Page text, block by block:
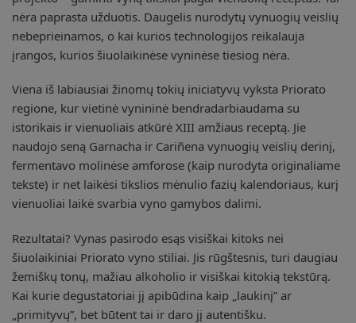
nėra paprasta užduotis. Daugelis nurodytų vynuogių veislių
nebeprieinamos, o kai kurios technologijos reikalauja
įrangos, kurios šiuolaikinėse vyninėse tiesiog nėra.
Viena iš labiausiai žinomų tokių iniciatyvų vyksta Priorato
regione, kur vietinė vynininė bendradarbiaudama su
istorikais ir vienuoliais atkūrė XIII amžiaus receptą. Jie
naudojo seną Garnacha ir Cariñena vynuogių veislių derinį,
fermentavo molinėse amforose (kaip nurodyta originaliame
tekste) ir net laikėsi tikslios mėnulio fazių kalendoriaus, kurį
vienuoliai laikė svarbia vyno gamybos dalimi.
Rezultatai? Vynas pasirodo esąs visiškai kitoks nei
šiuolaikiniai Priorato vyno stiliai. Jis rūgštesnis, turi daugiau
žemiškų tonų, mažiau alkoholio ir visiškai kitokią tekstūrą.
Kai kurie degustatoriai jį apibūdina kaip „laukinį” ar
„primityvų”, bet būtent tai ir daro jį autentišku.